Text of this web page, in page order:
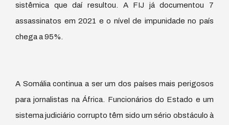
sistêmica que daí resultou. A FIJ já documentou 7
assassinatos em 2021 e o nível de impunidade no país
chega a 95%.
A Somália continua a ser um dos países mais perigosos
para jornalistas na África. Funcionários do Estado e um
sistema judiciário corrupto têm sido um sério obstáculo à